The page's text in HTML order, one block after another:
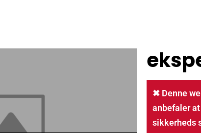
✖ Denne
anbefaler
sikkerheds